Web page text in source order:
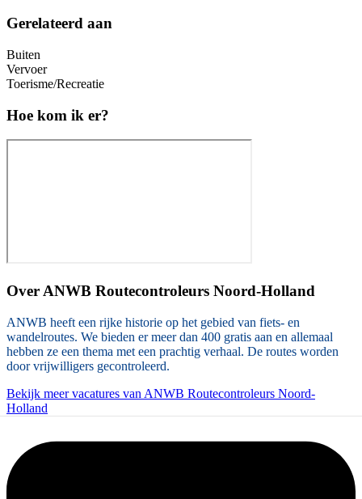
Gerelateerd aan
Buiten
Vervoer
Toerisme/Recreatie
Hoe kom ik er?
Over ANWB Routecontroleurs Noord-Holland
ANWB heeft een rijke historie op het gebied van fiets- en
wandelroutes. We bieden er meer dan 400 gratis aan en allemaal
hebben ze een thema met een prachtig verhaal. De routes worden
door vrijwilligers gecontroleerd.
Bekijk meer vacatures van ANWB Routecontroleurs Noord-
Holland